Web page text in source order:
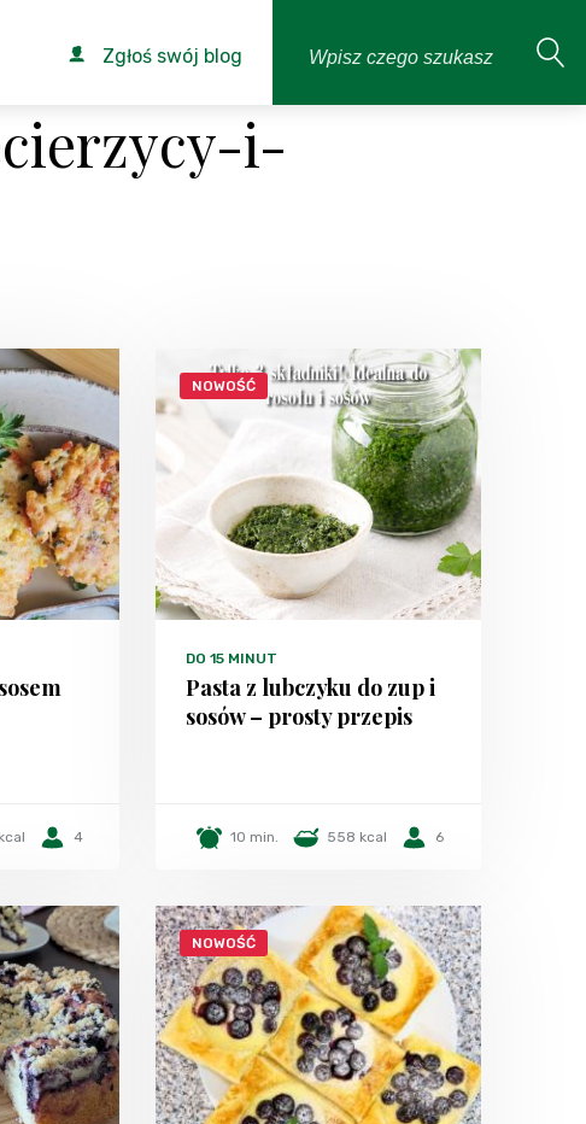
Zgłoś swój blog
i-
4
NOWOŚĆ
DO 15 MINUT
Pasta z lubczyku do zup i
sosów – prosty przepis
10 min. 558 kcal 6
NOWOŚĆ